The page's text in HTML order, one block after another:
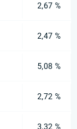
2,67 %
2,47 %
5,08 %
2,72 %
3,32 %